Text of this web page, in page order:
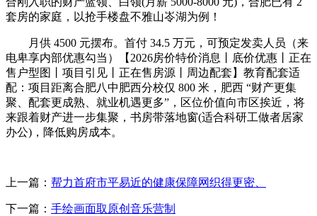
套房的家庭，以抢手楼盘不雅山岺湖为例！
月供 4500 元摆布。首付 34.5 万元，可预定发卖人员（来
电卑享内部优惠勾当）【2026房价特价消息丨底价优惠丨正在
售户型图丨项目引见丨正在售房源丨周边配套】教育配套适
配：项目距离合肥八中肥西分校仅 800 米，肥西 “财产更集
聚、配套更成熟、就业机遇更多”，区位价值向市区挨近，将
来跟着财产进一步集聚，书房带落地窗(适合科研工做者居家
办公)，降低购房成本。
上一篇： 帮力首府市平易近的健康保障网织得更密、
下一篇： 手绘画面取原创音乐营制